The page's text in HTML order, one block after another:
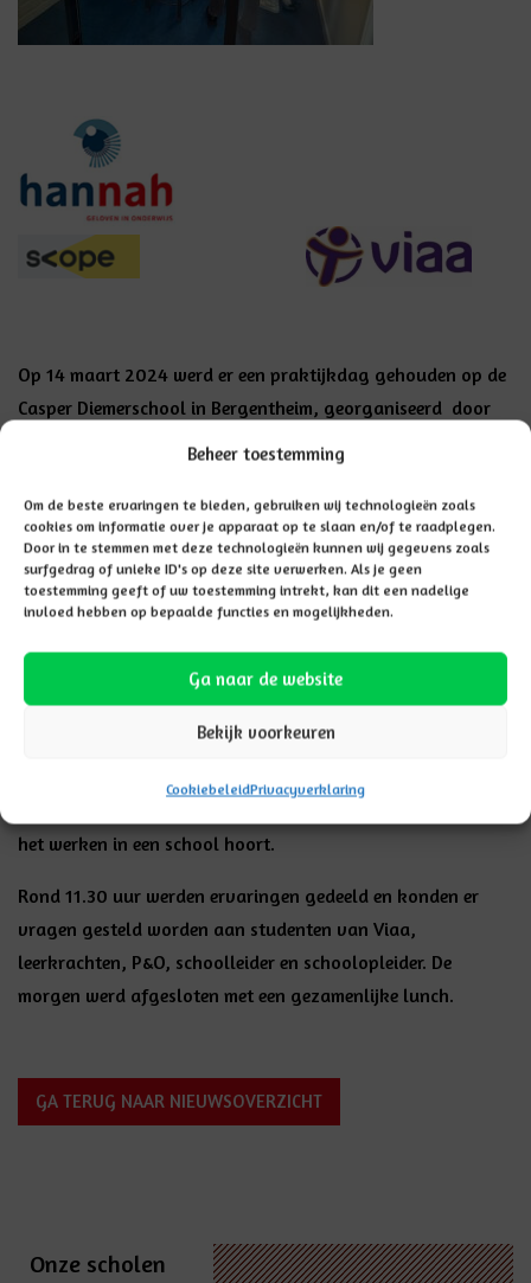
Beheer toestemming
Om de beste ervaringen te bieden, gebruiken wij technologieën zoals
cookies om informatie over je apparaat op te slaan en/of te raadplegen.
Door in te stemmen met deze technologieën kunnen wij gegevens zoals
surfgedrag of unieke ID's op deze site verwerken. Als je geen
toestemming geeft of uw toestemming intrekt, kan dit een nadelige
invloed hebben op bepaalde functies en mogelijkheden.
Ga naar de website
Bekijk voorkeuren
CookiebeleidPrivacyverklaring
Op 14 maart 2024 werd er een praktijkdag gehouden op de
Casper Diemerschool in Bergentheim, georganiseerd door
Scholengroep Hannah en Viaa.
Tijdens de praktijkdag kan iedereen die belangstelling heeft
om in het onderwijs te gaan werken kennismaken met het
beroep van leerkracht, leerkrachtondersteuner of
onderwijsassistent en een morgen meelopen in een
De dag op de Casper Diemerschool begon met een opening
door schoolleider Henk Veurink en schoolopleider Gea
Veurink. Daarna konden alle deelnemers m.b.v. een
kijkwijzer de school in. Hierdoor konden de deelnemers zich
het werken in een school hoort.
Rond 11.30 uur werden ervaringen gedeeld en konden er
vragen gesteld worden aan studenten van Viaa,
leerkrachten, P&O, schoolleider en schoolopleider. De
morgen werd afgesloten met een gezamenlijke lunch.
GA TERUG NAAR NIEUWSOVERZICHT
Onze scholen